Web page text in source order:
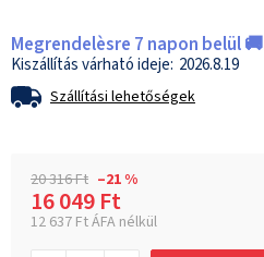
Megrendelèsre 7 napon belül 🚚
2026.8.19
Szállítási lehetőségek
20 316 Ft –21 %
16 049 Ft
12 637 Ft ÁFA nélkül